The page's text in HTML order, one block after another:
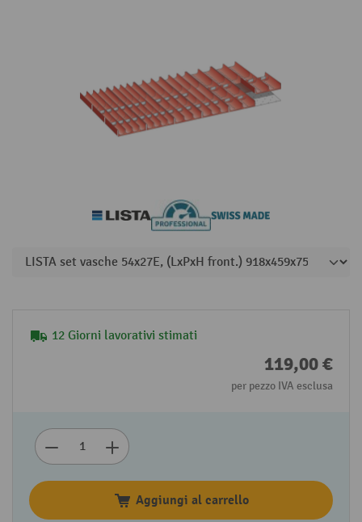
12 Giorni lavorativi stimati
119,00 €
per pezzo IVA esclusa
Aggiungi al carrello